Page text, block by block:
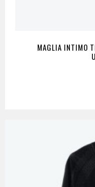
MAGLIA INTIMO